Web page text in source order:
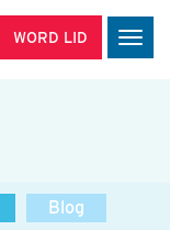
WORD LID
Blog